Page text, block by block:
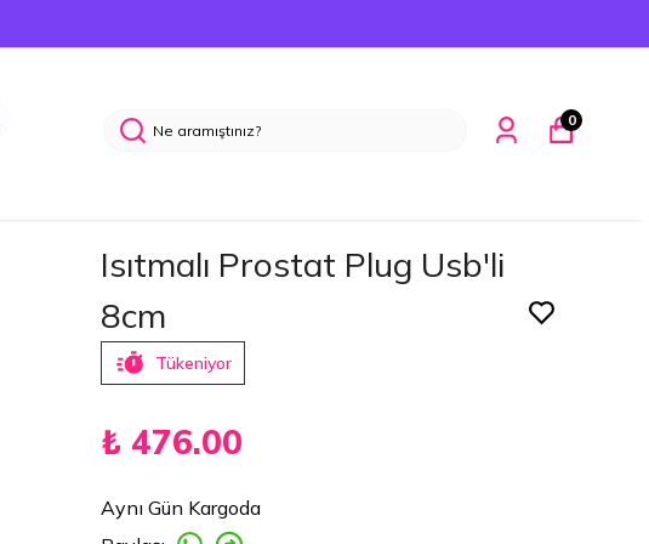
0
Isıtmalı Prostat Plug Usb'li
8cm
Tükeniyor
₺ 476.00
Aynı Gün Kargoda